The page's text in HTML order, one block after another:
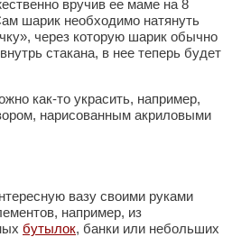
вручив ее маме на 8
шарик необходимо натянуть
через которую шарик обычно
стакана, в нее теперь будет
как-то украсить, например,
нарисованным акриловыми
вазу своими руками
например, из
бутылок, банки или небольших